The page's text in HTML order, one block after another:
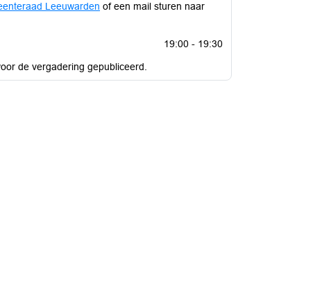
Leeuwarden of een mail sturen naar
19:00 - 19:30
de vergadering gepubliceerd.